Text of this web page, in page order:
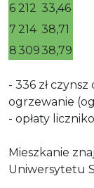
6 212 33,46
7 214 38,71
830938,79
- 336 zł
ogrzewanie
- opłaty
Mieszkanie
Uniwersytetu